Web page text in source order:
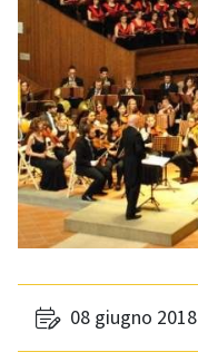
08 giugno 2018